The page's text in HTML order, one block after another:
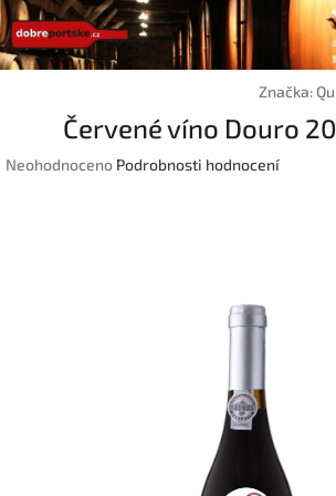
Přejít
na
obsah
Značka:
Červené víno Douro
Průměrné
Neohodnoceno Podrobnosti hodnocení